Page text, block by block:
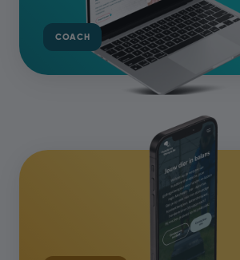
COACH